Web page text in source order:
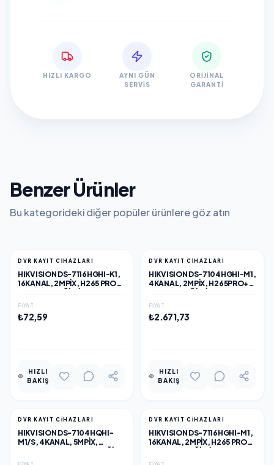
HIZLI KARGO
AYNI GÜN
SERVIS
ORIJINAL
GARANTI
Benzer Ürünler
Bu kategorideki diğer popüler ürünlere göz atın
DVR KAYIT CİHAZLARI
HIKVISION DS-7116HGHI-K1,
16KANAL, 2MPIX, H265 PRO+,
CIHAZI
FIYAT
₺72,59
HIZLI
BAKIŞ
DVR KAYIT CİHAZLARI
HIKVISION DS-7104HGHI-M1,
4KANAL, 2MPIX, H265PRO+, 1
CIHAZI
FIYAT
₺2.671,73
HIZLI
BAKIŞ
DVR KAYIT CİHAZLARI
HIKVISION DS-7104HQHI-
M1/S, 4KANAL, 5MPIX,
5IN1 DVR CIHAZI
DVR KAYIT CİHAZLARI
HIKVISION DS-7116HGHI-M1,
16KANAL, 2MPIX, H265 PRO+,
CIHAZI